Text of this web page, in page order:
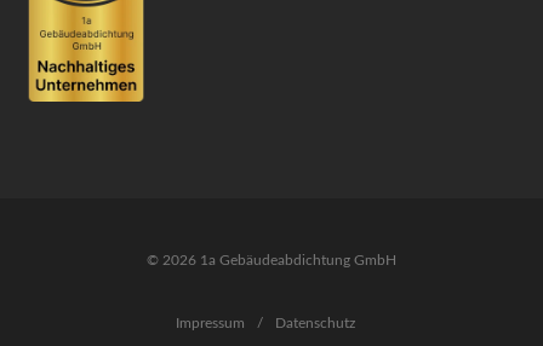
© 2026 1a Gebäudeabdichtung GmbH
Impressum / Datenschutz